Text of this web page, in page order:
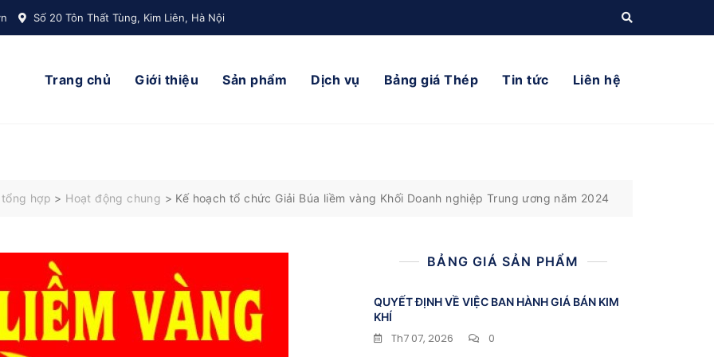
Số 20 Tôn Thất Tùng, Kim Liên, Hà Nội
Trang chủ Giới thiệu Sản phẩm Dịch vụ Bảng giá Thép Tin tức Liên hệ
hợp > Hoạt động chung > Kế hoạch tổ chức Giải Búa liềm vàng Khối Doanh nghiệp Trung ương năm 2024
BẢNG GIÁ SẢN PHẨM
QUYẾT ĐỊNH VỀ VIỆC BAN HÀNH GIÁ BÁN KIM
KHÍ
Th7 07, 2026 0